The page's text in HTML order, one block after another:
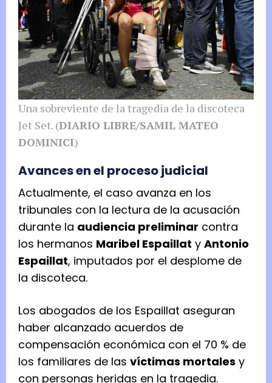
Una sobreviente de la tragedia de la discoteca
Jet Set. (DIARIO LIBRE/SAMIL MATEO
DOMINICI)
Avances en el proceso judicial
Actualmente, el caso avanza en los
tribunales con la lectura de la acusación
durante la audiencia preliminar contra
los hermanos Maribel Espaillat y Antonio
Espaillat, imputados por el desplome de
la discoteca.
Los abogados de los Espaillat aseguran
haber alcanzado acuerdos de
compensación económica con el 70 % de
los familiares de las víctimas mortales y
con personas heridas en la tragedia.